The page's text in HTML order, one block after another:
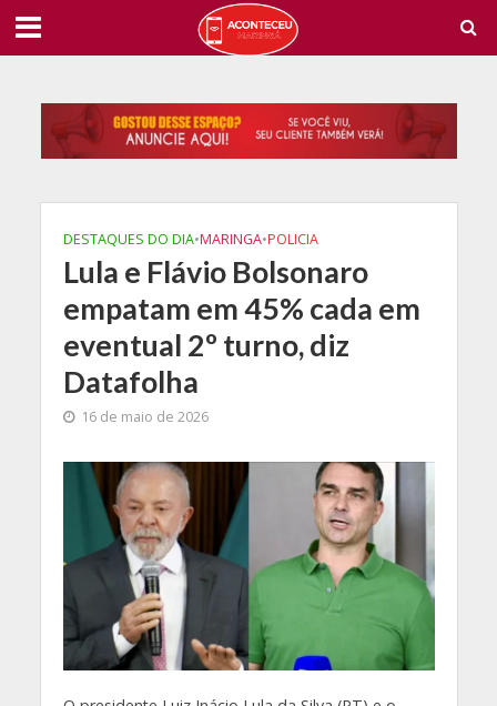
DESTAQUES DO DIA•MARINGA•POLICIA
Lula e Flávio Bolsonaro
empatam em 45% cada em
eventual 2º turno, diz
Datafolha
16 de maio de 2026